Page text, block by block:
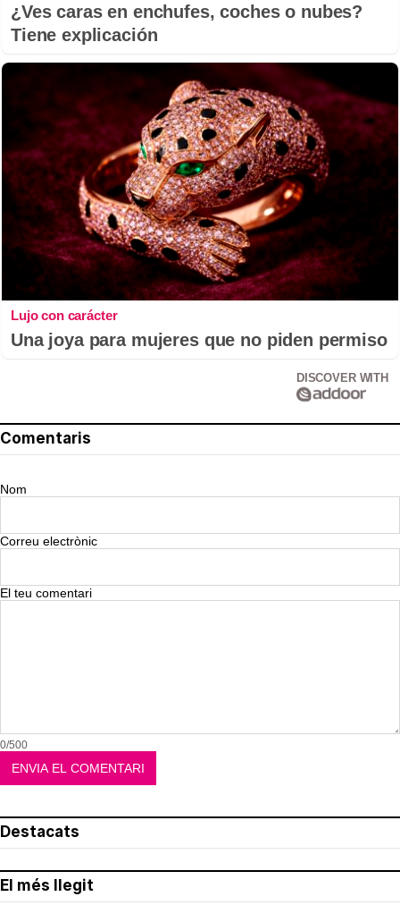
¿Ves caras en enchufes, coches o nubes?
Tiene explicación
Lujo con carácter
Una joya para mujeres que no piden permiso
DISCOVER WITH
Comentaris
Nom
Correu electrònic
El teu comentari
0/500
Destacats
El més llegit